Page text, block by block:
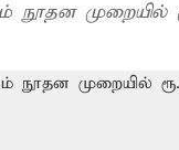
முறையில்